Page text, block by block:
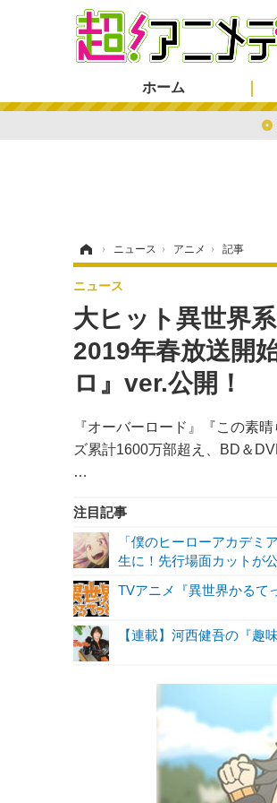
ホーム
› ニュース › アニメ › 記事
大ヒット異世界
2019年春放送開
ロ』ver.公開！
『オーバーロード』『この素
ズ累計1600万部超え、BD＆
…
ニュース
注目記事
「僕のヒーローアカデミ
生に！先行場面カットが
TVアニメ『異世界かるて
【連載】河西健吾の『趣